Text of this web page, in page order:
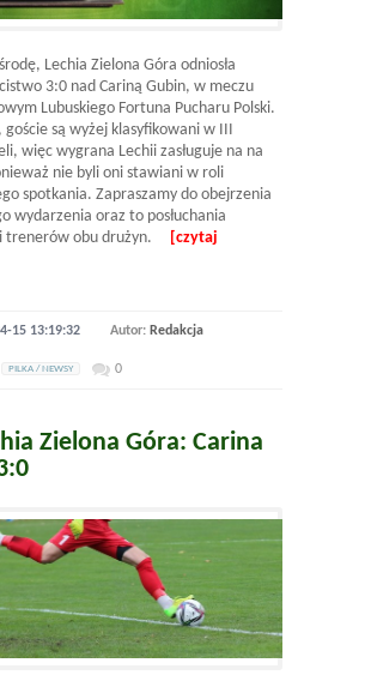
Lechia Zielona Góra odniosła
3:0 nad Cariną Gubin, w meczu
Lubuskiego Fortuna Pucharu Polski.
goście są wyżej klasyfikowani w III
więc wygrana Lechii zasługuje na na
nie byli oni stawiani w roli
spotkania. Zapraszamy do obejrzenia
wydarzenia oraz to posłuchania
trenerów obu drużyn.
[czytaj
15 13:19:32 Autor: Redakcja
PILKA / NEWSY 0
Zielona Góra: Carina